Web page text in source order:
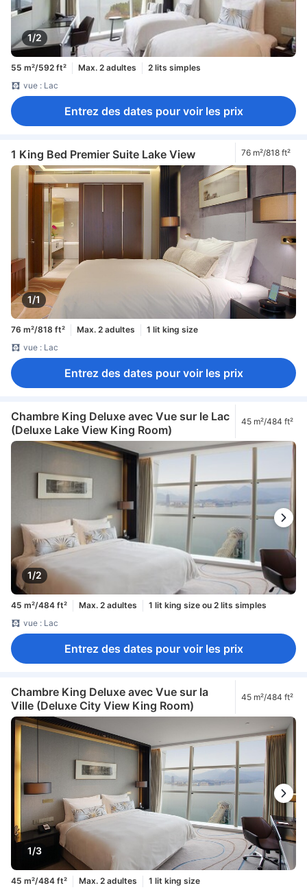
1/2
55 m²/592 ft² Max. 2 adultes
2 lits simples
vue : Lac
Entrez des dates pour voir les prix
1 King Bed Premier Suite Lake View 76 m²/818 ft²
1/1
76 m²/818 ft² Max. 2 adultes
1 lit king size
vue : Lac
Entrez des dates pour voir les prix
Chambre King Deluxe avec Vue sur le Lac
(Deluxe Lake View King Room)
45 m²/484 ft²
1/2
45 m²/484 ft² Max. 2 adultes
1 lit king size ou 2 lits simples
vue : Lac
Entrez des dates pour voir les prix
Chambre King Deluxe avec Vue sur la
Ville (Deluxe City View King Room)
45 m²/484 ft²
1/3
45 m²/484 ft² Max. 2 adultes
1 lit king size